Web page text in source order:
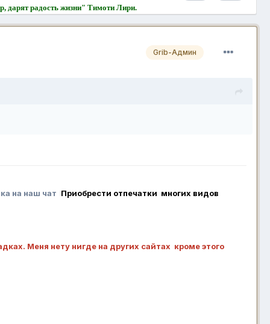
дарят радость жизни" Тимоти Лири.
Grib-Админ
на наш чат Приобрести отпечатки многих видов
Меня нету нигде на других сайтах кроме этого